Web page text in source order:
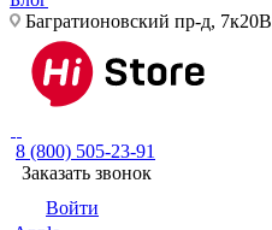
Багратионовский пр-д, 7к20В
8 (800) 505-23-91
Заказать звонок
Войти